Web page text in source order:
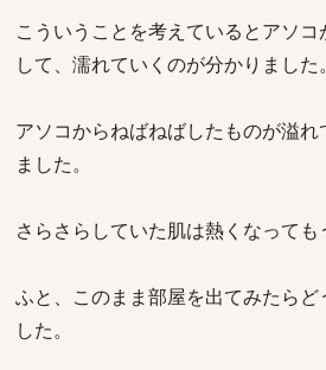
こういうことを考えているとアソコ
して、濡れていくのが分かりました。
アソコからねばねばしたものが溢れ
ました。
さらさらしていた肌は熱くなっても
ふと、このまま部屋を出てみたらど
した。